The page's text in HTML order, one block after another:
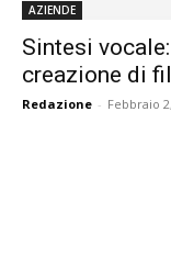
AZIENDE
Sintesi
creazione di
Redazione - Febbraio